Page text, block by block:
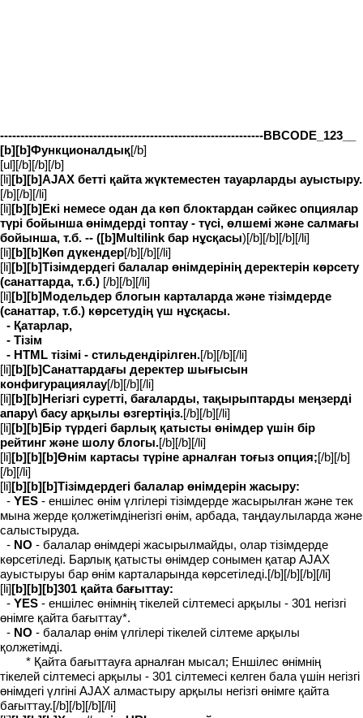
-----------------------------------------------------------------BBCODE_123__
[b][b]Функционалдық[/b]
[ul][/b][/b][/b]
[li][b][b]AJAX бетті қайта жүктеместен тауарларды ауыстыру.
[/b][/b][/li]
[li][b][b]Екі немесе одан да көп блоктардан сәйкес опциялар
түрі бойынша өнімдерді топтау - түсі, өлшемі және салмағы
бойынша, т.б. -- ([b]Multilink бар нұсқасы)[/b][/b][/b][/li]
[li][b][b]Көп дүкендер[/b][/b][/li]
[li][b][b]Тізімдердегі балалар өнімдерінің деректерін көрсету
(санаттарда, т.б.) [/b][/b][/li]
[li][b][b]Модельдер блогын карталарда және тізімдерде
(санаттар, т.б.) көрсетудің үш нұсқасы.
- Қатарлар,
- Тізім
- HTML тізімі - стильдендірілген.[/b][/b][/li]
[li][b][b]Санаттардағы деректер шығысын
конфигурациялау[/b][/b][/li]
[li][b][b]Негізгі суретті, бағаларды, тақырыптарды меңзерді
апару\ басу арқылы өзгертіңіз.[/b][/b][/li]
[li][b][b]Бір түрдегі барлық қатысты өнімдер үшін бір
рейтинг және шолу блогы.[/b][/b][/li]
[li][b][b][b]Өнім картасы түріне арналған тоғыз опция;[/b][/b]
[/b][/li]
[li][b][b][b]Тізімдердегі балалар өнімдерін жасыру:
- YES - еншілес өнім үлгілері тізімдерде жасырылған және тек
мына жерде қолжетімдінегізгі өнім, арбада, таңдаулыларда және
салыстыруда.
- NO - балалар өнімдері жасырылмайды, олар тізімдерде
көрсетіледі. Барлық қатысты өнімдер сонымен қатар AJAX
ауыстыруы бар өнім карталарында көрсетіледі.[/b][/b][/b][/li]
[li][b][b][b]301 қайта бағыттау:
- YES - еншілес өнімнің тікелей сілтемесі арқылы - 301 негізгі
өнімге қайта бағыттау*.
- NO - балалар өнім үлгілері тікелей сілтеме арқылы
қолжетімді.
* Қайта бағыттауға арналған мысал; Еншілес өнімнің
тікелей сілтемесі арқылы - 301 сілтемесі келген бала үшін негізгі
өнімдегі үлгіні AJAX алмастыру арқылы негізгі өнімге қайта
бағыттау.[/b][/b][/b][/li]